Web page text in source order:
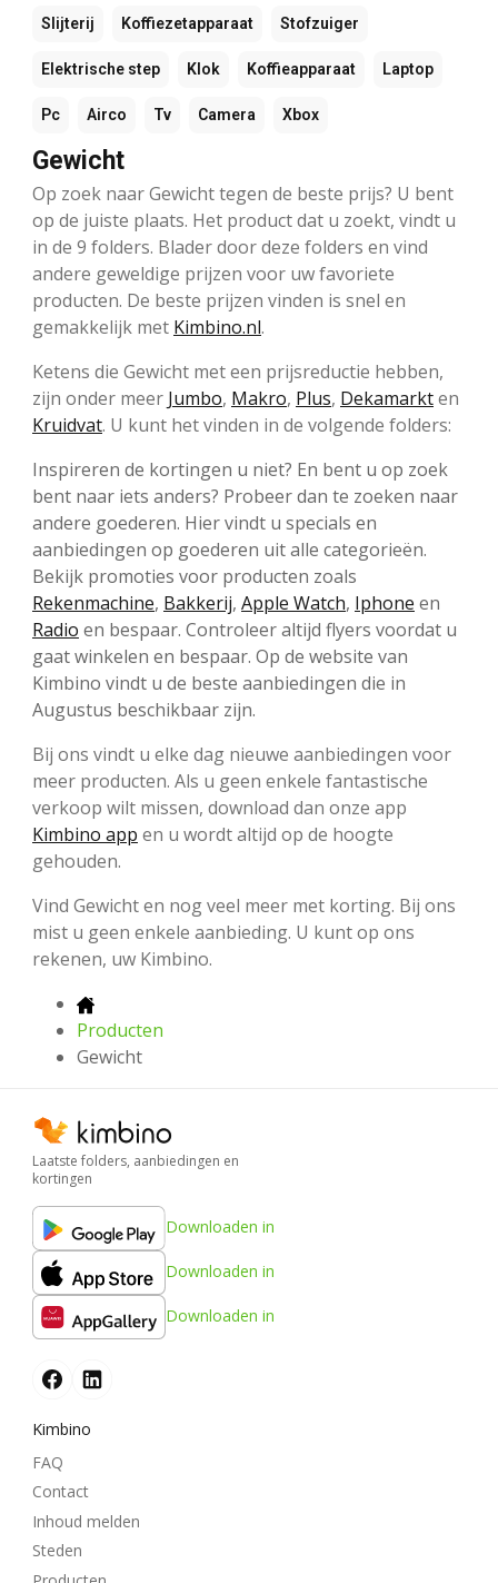
Slijterij Koffiezetapparaat Stofzuiger
Elektrische step Klok Koffieapparaat Laptop
Pc Airco Tv Camera Xbox
Gewicht
Op zoek naar Gewicht tegen de beste prijs? U bent
op de juiste plaats. Het product dat u zoekt, vindt u
in de 9 folders. Blader door deze folders en vind
andere geweldige prijzen voor uw favoriete
producten. De beste prijzen vinden is snel en
gemakkelijk met Kimbino.nl.
Ketens die Gewicht met een prijsreductie hebben,
zijn onder meer Jumbo, Makro, Plus, Dekamarkten
Kruidvat. U kunt het vinden in de volgende folders:
Inspireren de kortingen u niet? En bent u op zoek
bent naar iets anders? Probeer dan te zoeken naar
andere goederen. Hier vindt u specials en
aanbiedingen op goederen uit alle categorieën.
Bekijk promoties voor producten zoals
Rekenmachine, Bakkerij, Apple Watch, Iphone en
Radio en bespaar. Controleer altijd flyers voordat u
gaat winkelen en bespaar. Op de website van
Kimbino vindt u de beste aanbiedingen die in
Augustus beschikbaar zijn.
Bij ons vindt u elke dag nieuwe aanbiedingen voor
meer producten. Als u geen enkele fantastische
verkoop wilt missen, download dan onze app
Kimbino app en u wordt altijd op de hoogte
gehouden.
Vind Gewicht en nog veel meer met korting. Bij ons
mist u geen enkele aanbieding. U kunt op ons
rekenen, uw Kimbino.
Producten
Gewicht
Laatste folders, aanbiedingen en
kortingen
Downloaden in
Downloaden in
Downloaden in
Kimbino
FAQ
Contact
Inhoud melden
Steden